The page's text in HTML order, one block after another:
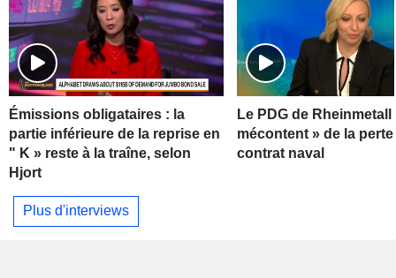
Émissions obligataires : la
partie inférieure de la reprise en
" K » reste à la traîne, selon
Hjort
Le PDG de
mécontent » de la
contrat naval
Plus d'interviews